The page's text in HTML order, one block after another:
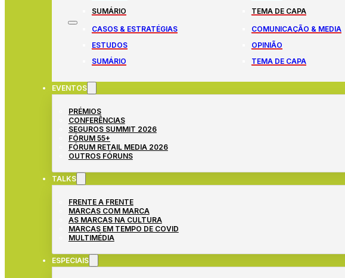
SUMÁRIO
TEMA DE CAPA
CASOS & ESTRATÉGIAS
COMUNICAÇÃO & MEDIA
ESTUDOS
OPINIÃO
SUMÁRIO
TEMA DE CAPA
EVENTOS
PRÉMIOS
CONFERÊNCIAS
SEGUROS SUMMIT 2026
FÓRUM 55+
FÓRUM RETAIL MEDIA 2026
OUTROS FÓRUNS
TALKS
FRENTE A FRENTE
MARCAS COM MARCA
AS MARCAS NA CULTURA
MARCAS EM TEMPO DE COVID
MULTIMÉDIA
ESPECIAIS